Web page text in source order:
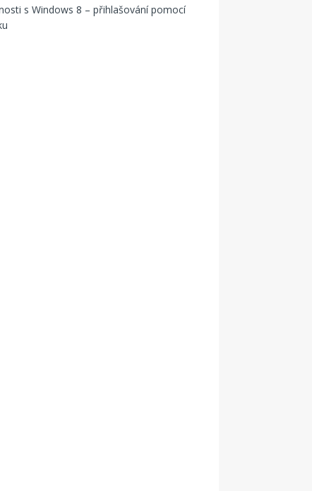
s Windows 8 – přihlašování pomocí